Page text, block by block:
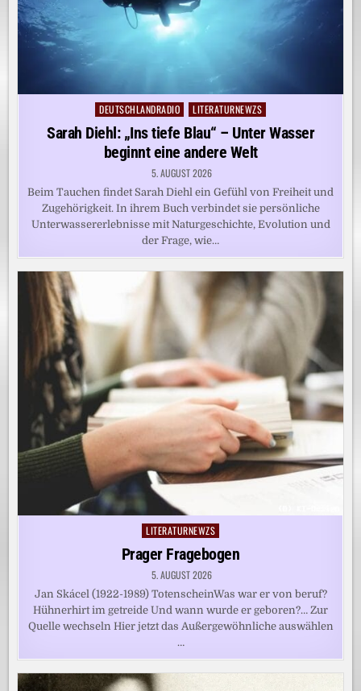
Posted
in
DEUTSCHLANDRADIO LITERATURNEWZS
Sarah Diehl: „Ins tiefe Blau“ – Unter Wasser
beginnt eine andere Welt
5. AUGUST 2026
Beim Tauchen findet Sarah Diehl ein Gefühl von Freiheit und
Zugehörigkeit. In ihrem Buch verbindet sie persönliche
Unterwassererlebnisse mit Naturgeschichte, Evolution und
der Frage, wie…
Posted
LITERATURNEWZS
Prager Fragebogen
5. AUGUST 2026
Jan Skácel (1922-1989) TotenscheinWas war er von beruf?
Hühnerhirt im getreide Und wann wurde er geboren?… Zur
Quelle wechseln Hier jetzt das Außergewöhnliche auswählen
…